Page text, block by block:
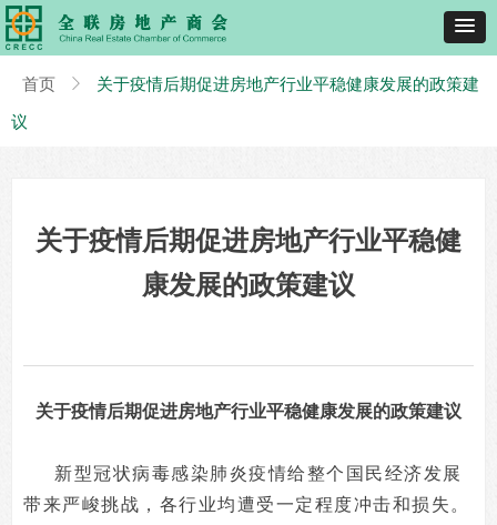
关于疫情后期促进房地产行业平稳健
康发展的政策建议
关于疫情后期促进房地产行业平稳健康发展的政策建议
新型冠状病毒感染肺炎疫情给整个国民经济发展
带来严峻挑战，各行业均遭受一定程度冲击和损失。
首页 ꁕ 关于疫情后期促进房地产行业平稳健康发展的政策建
议